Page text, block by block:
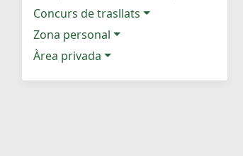
Concurs de trasllats
Zona personal
Àrea privada